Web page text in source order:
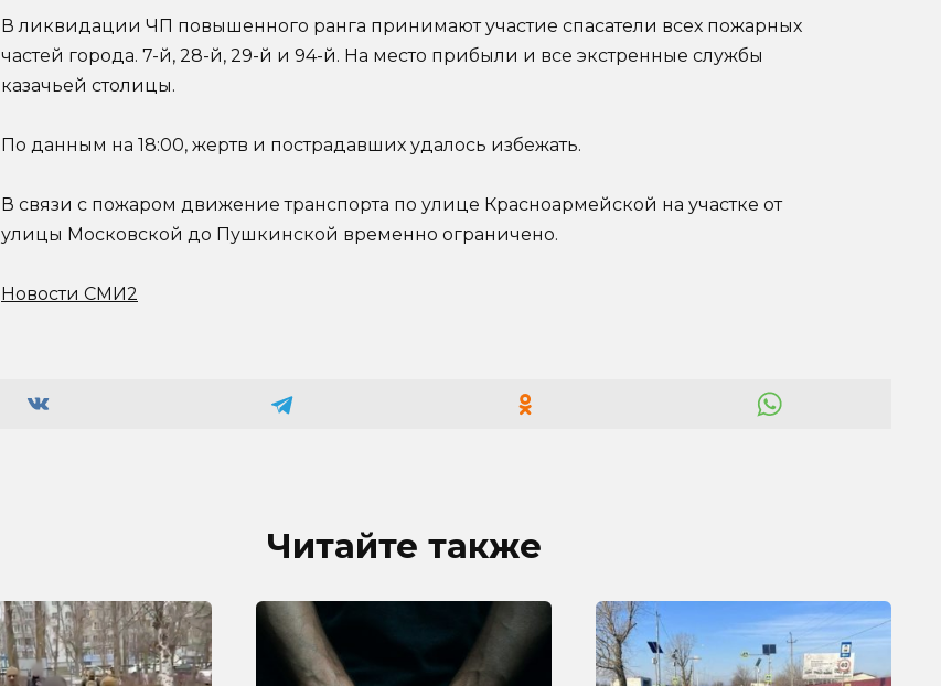
В ликвидации ЧП повышенного ранга принимают участие спасатели всех пожарных
частей города. 7-й, 28-й, 29-й и 94-й. На место прибыли и все экстренные службы
казачьей столицы.
По данным на 18:00, жертв и пострадавших удалось избежать.
В связи с пожаром движение транспорта по улице Красноармейской на участке от
улицы Московской до Пушкинской временно ограничено.
Новости СМИ2
Читайте также